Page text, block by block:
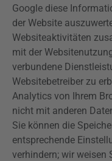
Google diese
der Website
Websiteaktivitäten
mit der
verbundene
Websitebetreiber zu
Analytics von Ihrem
nicht mit anderen
Sie können die
entsprechende
verhindern; wir weisen